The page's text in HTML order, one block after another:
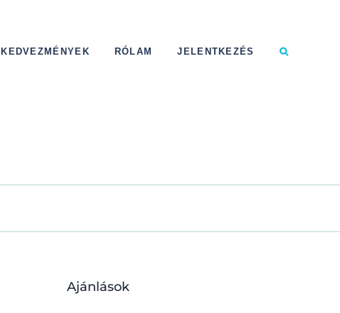
KEDVEZMÉNYEK RÓLAM JELENTKEZÉS
Ajánlások